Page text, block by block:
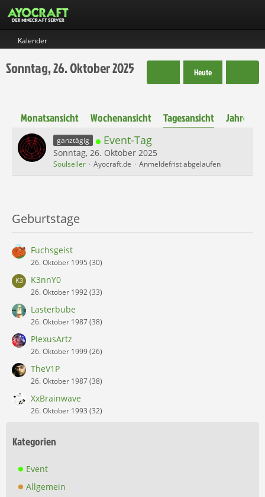
Kalender
Sonntag, 26. Oktober 2025 Heute
Monatsansicht Wochenansicht Tagesansicht
ganztägig Event-Tag
Sonntag, 26. Oktober 2025
Soulseller Ayocraft.de Anmeldefrist abgelaufen
Geburtstage
Fuchsgeist
26. Oktober 1995 (30)
K3nnY0
26. Oktober 1992 (33)
Lasterbube
26. Oktober 1987 (38)
PlexusArtz
26. Oktober 1999 (26)
TheV1P
26. Oktober 1987 (38)
XxBrainwave
26. Oktober 1993 (32)
Kategorien
Event
Allgemein